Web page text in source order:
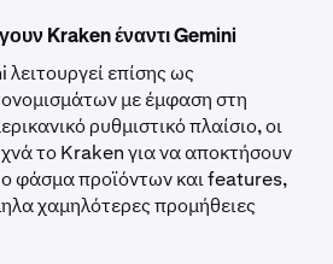
Kraken έναντι Gemini
επίσης ως
με έμφαση στη
ρυθμιστικό πλαίσιο, οι
το Kraken για να αποκτήσουν
φάσμα προϊόντων και features,
χαμηλότερες προμήθειες